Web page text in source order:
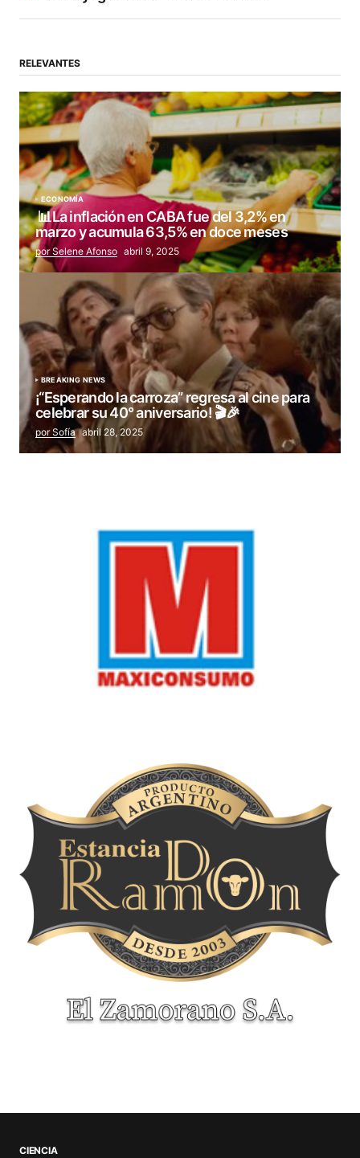
RELEVANTES
ECONOMÍA
📊La inflación en CABA fue del 3,2% en
marzo y acumula 63,5% en doce meses
por Selene Afonso abril 9, 2025
BREAKING NEWS
¡“Esperando la carroza” regresa al cine para
celebrar su 40° aniversario! 🎬🎉
por Sofía abril 28, 2025
CIENCIA